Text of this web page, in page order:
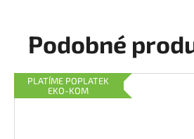
Podobné
PLATÍME POPLATEK
EKO-KOM